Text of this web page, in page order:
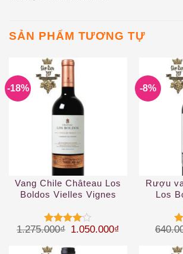
SẢN PHẨM TƯƠNG TỰ
-18%
Vang Chile Château Los
Boldos Vielles Vignes
Được
45 sao
1.275.000₫ Giá gốc là: 1.275.000₫.
1.050.000₫ Giá hiện tại
-8%
Rượu
Los
sao